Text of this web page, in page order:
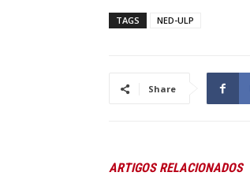
TAGS NED-ULP
Share
ARTIGOS RELACIONADOS